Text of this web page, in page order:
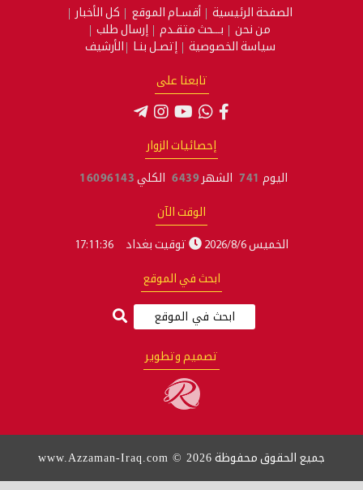
الصفحة الرئيسية أقسـام الموقع
كل الأخبار
من نحن
بـــحث متقـدم
إرسال طلب
سياسة الخصوصية
إتصـل بنـا الأرشيف
تابعنا على
إحصائيات الزوار
اليوم741 الشهر6439 الكلي16096143
الوقت الآن
الخميس 2026/8/6 توقيت بغداد 17:11:37
ابحث في الموقع
تصميم وتطوير
جميع الحقوق محفوظةwww.Azzaman-Iraq.com © 2026